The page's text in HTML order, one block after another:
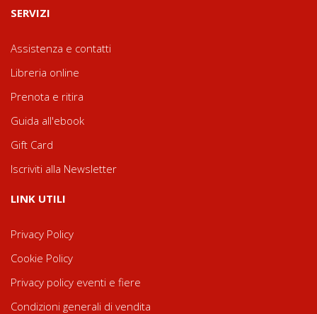
SERVIZI
Assistenza e contatti
Libreria online
Prenota e ritira
Guida all'ebook
Gift Card
Iscriviti alla Newsletter
LINK UTILI
Privacy Policy
Cookie Policy
Privacy policy eventi e fiere
Condizioni generali di vendita